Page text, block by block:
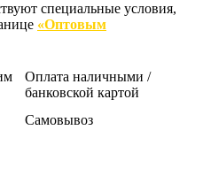
специальные условия,
«Оптовым
Оплата наличными /
банковской картой
Самовывоз